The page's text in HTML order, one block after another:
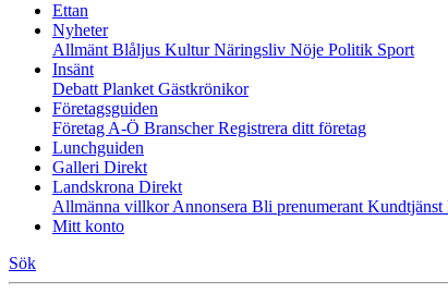
Ettan
Nyheter
Allmänt Blåljus KulturNäringsliv Nöje Politik Sport
Insänt
Debatt Planket Gästkrönikor
Företagsguiden
Företag A-Ö BranscherRegistrera ditt företag
Lunchguiden
Galleri Direkt
Landskrona Direkt
Allmänna villkorAnnonsera Bli prenumerant Kundtjänst
Mitt konto
Sök